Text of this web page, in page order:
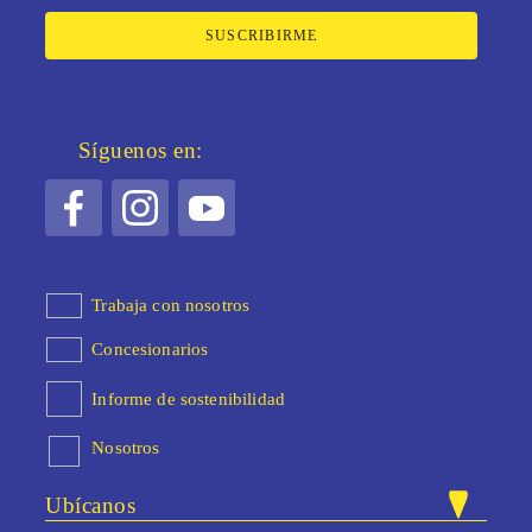
SUSCRIBIRME
Síguenos en:
Trabaja con nosotros
Concesionarios
Informe de sostenibilidad
Nosotros
Ubícanos